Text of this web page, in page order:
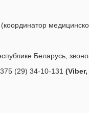
Беларусь,
(29) 34-10-131